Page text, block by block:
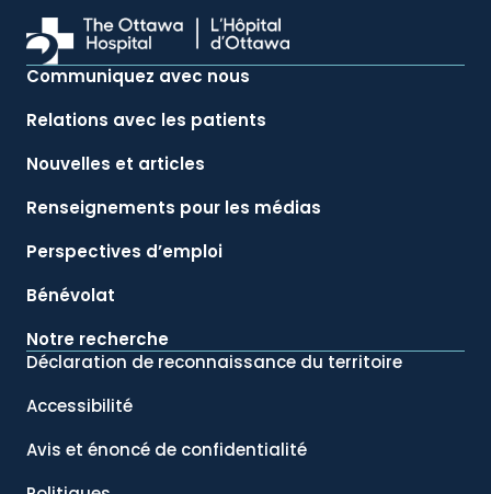
Communiquez avec nous
Relations avec les patients
Nouvelles et articles
Renseignements pour les médias
Perspectives d’emploi
Bénévolat
Notre recherche
Déclaration de reconnaissance du territoire
Accessibilité
Avis et énoncé de confidentialité